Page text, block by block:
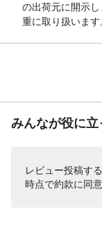
の出荷元に開示
重に取り扱います
みんなが役に
レビュー投稿す
時点で約款に同